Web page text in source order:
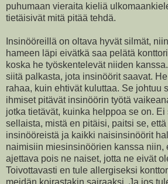
puhumaan vieraita kieliä
tietäisivät mitä pitää tehdä.
Insinööreillä on oltava hyvät silmät,
hameen läpi eivätkä saa pelätä
koska he työskentelevät niiden
siitä palkasta, jota insinöörit saavat.
rahaa, kuin ehtivät kuluttaa. Se johtuu
ihmiset pitävät insinöörin työtä
jotka tietävät, kuinka helppoa se on.
sellaista, mistä en pitäisi, paitsi se,
insinööreistä ja kaikki naisinsinöörit
naimisiin miesinsinöörien kanssa niin,
ajettava pois ne naiset, jotta ne eivät
Toivottavasti en tule allergiseksi
meidän koirastakin sairaaksi. Ja jos